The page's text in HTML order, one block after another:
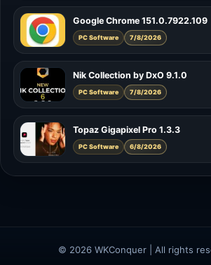
Google Chrome 151.0.7922.109
PC Software 7/8/2026
Nik Collection by DxO 9.1.0
PC Software 7/8/2026
Topaz Gigapixel Pro 1.3.3
PC Software 6/8/2026
© 2026 WKConquer | All rights